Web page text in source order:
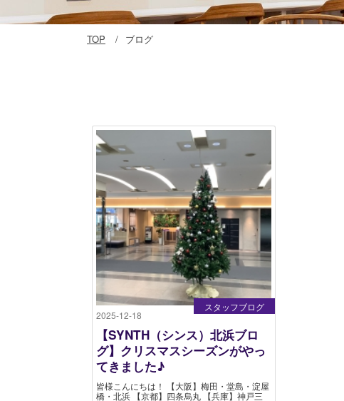
TOP ブログ
2025-12-18
スタッフブログ
【SYNTH（シンス）北浜ブロ
グ】クリスマスシーズンがやっ
てきました♪
皆様こんにちは！ 【大阪】梅田・堂島・淀屋
橋・北浜 【京都】四条烏丸 【兵庫】神戸三